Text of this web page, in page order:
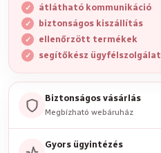
átlátható kommunikáció
biztonságos kiszállítás
ellenőrzött termékek
segítőkész ügyfélszolgálat
Biztonságos vásárlás
Megbízható webáruház
Gyors ügyintézés